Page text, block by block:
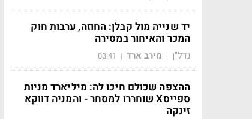
יד שנייה מול קבלן: החוזה, ערבות חוק
המכר והאיחור במסירה
נדל"ן | מירב ארד |
03:41
ההצפה שכולם חיכו לה: מיליארד מניות
ספייסX שוחררו למסחר - והמניה דווקא
זינקה